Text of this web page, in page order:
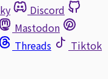
Discord
Mastodon
Threads
Tiktok